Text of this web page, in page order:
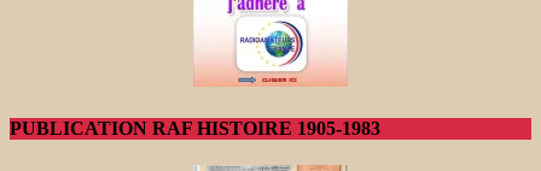
PUBLICATION RAF HISTOIRE 1905-1983